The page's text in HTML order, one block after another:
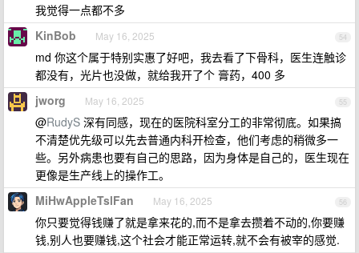
我觉得一点都不多
54
KinBob May 16, 2025
md 你这个属于特别实惠了好吧，我去看了下骨科，医生连触诊
都没有，光片也没做，就给我开了个 膏药，400 多
55
jworg May 16, 2025
@RudyS 深有同感，现在的医院科室分工的非常彻底。如果搞
不清楚优先级可以先去普通内科开检查，他们考虑的稍微多一
些。另外病患也要有自己的思路，因为身体是自己的，医生现在
更像是生产线上的操作工。
56
MiHwAppleTslFan May 16, 2025
你只要觉得钱赚了就是拿来花的,而不是拿去攒着不动的,你要赚
钱,别人也要赚钱,这个社会才能正常运转,就不会有被宰的感觉.